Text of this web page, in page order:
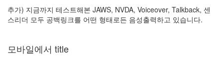
추가) 지금까지 테스트해본 JAWS, NVDA, Voiceover, Talkback, 센
스리더 모두 공백링크를 어떤 형태로든 음성출력하고 있습니다.
모바일에서 title